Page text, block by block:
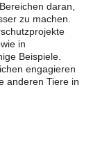
daran,
zu machen.
in
Beispiele.
engagieren
anderen Tiere in